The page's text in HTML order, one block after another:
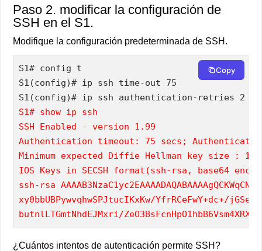
Paso 2. modificar la configuración de
SSH en el S1.
Modifique la configuración predeterminada de SSH.
S1# config t
S1(config)# ip ssh time-out 75
S1# show ip ssh
SSH Enabled - version 1.99
Authentication timeout: 75 secs;
Minimum expected Diffie Hellman key size :
IOS Keys in SECSH format(ssh-rsa, base64
ssh-rsa
xy0bbUBPywvqhwSPJtucIKxKw/YfrRCeFwY+dc+/
butnlLTGmtNhdEJMxri/
Copy
¿Cuántos intentos de autenticación permite SSH?